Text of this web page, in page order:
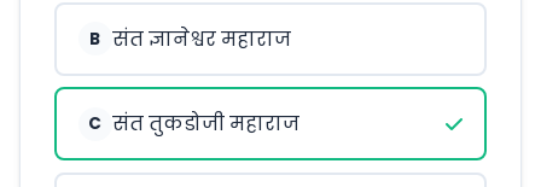
B संत ज्ञानेश्वर महाराज
C संत तुकडोजी महाराज